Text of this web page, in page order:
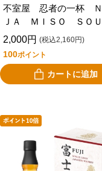
不室屋 忍者の一杯 Ｎ
ＪＡ ＭＩＳＯ ＳＯＵ
2,000円 (税込2,160円)
100ポイント
カートに追加